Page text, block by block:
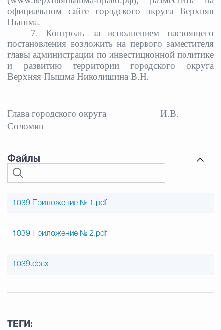
официальном сайте городского округа Верхняя
Пышма.
7. Контроль за исполнением настоящего
постановления возложить на первого заместителя
главы администрации по инвестиционной политике
и развитию территории городского округа
Верхняя Пышма Николишина В.Н.
Глава городского округа И.В.
Соломин
Файлы
1039 Приложение № 1.pdf
1039 Приложение № 2.pdf
1039.docx
ТЕГИ: